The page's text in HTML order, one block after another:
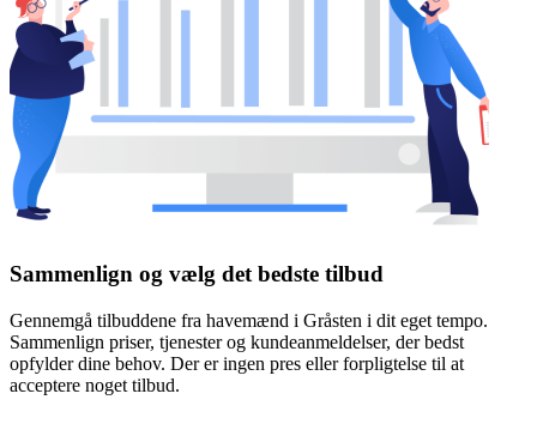
Sammenlign og vælg det bedste tilbud
Gennemgå tilbuddene fra havemænd i Gråsten i dit eget tempo.
Sammenlign priser, tjenester og kundeanmeldelser, der bedst
opfylder dine behov. Der er ingen pres eller forpligtelse til at
acceptere noget tilbud.